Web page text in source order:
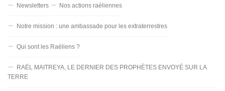
Newsletters Nos actions raéliennes
Notre mission : une ambassade pour les extraterrestres
Qui sont les Raéliens ?
RAËL MAITREYA, LE DERNIER DES PROPHÈTES ENVOYÉ SUR LA
TERRE